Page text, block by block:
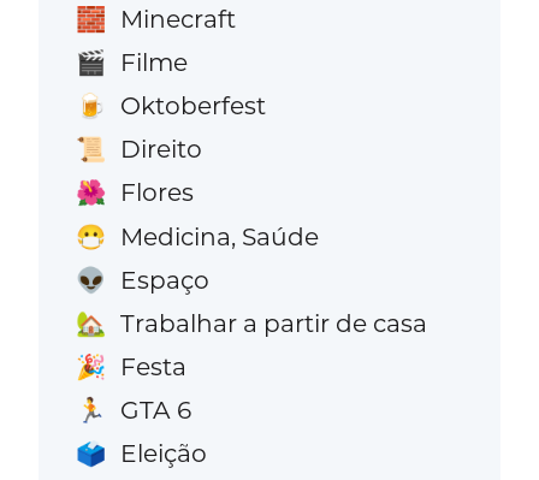
🧱 Minecraft
🎬 Filme
🍺 Oktoberfest
📜 Direito
🌺 Flores
😷 Medicina, Saúde
👽 Espaço
🏡 Trabalhar a partir de casa
🎉 Festa
🏃 GTA 6
🗳️ Eleição